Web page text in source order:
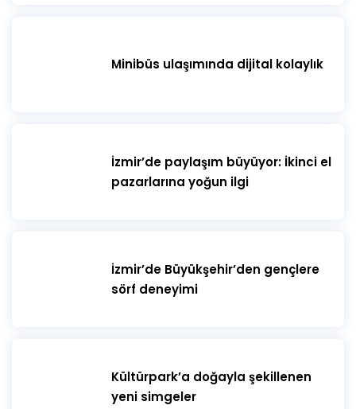
Minibüs ulaşımında dijital kolaylık
İzmir’de paylaşım büyüyor: İkinci el
pazarlarına yoğun ilgi
İzmir’de Büyükşehir’den gençlere
sörf deneyimi
Kültürpark’a doğayla şekillenen
yeni simgeler